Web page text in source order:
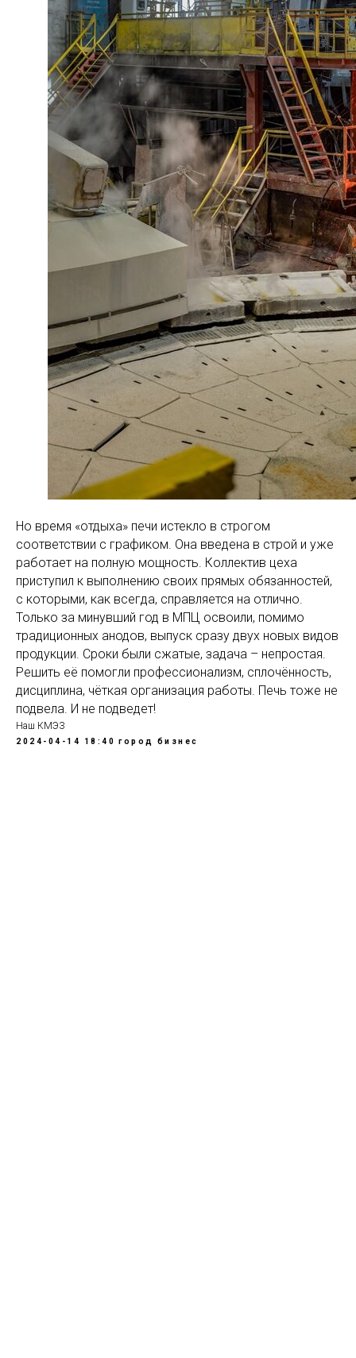
Но время «отдыха» печи истекло в строгом
соответствии с графиком. Она введена в строй и уже
работает на полную мощность. Коллектив цеха
приступил к выполнению своих прямых обязанностей,
с которыми, как всегда, справляется на отлично.
Только за минувший год в МПЦ освоили, помимо
традиционных анодов, выпуск сразу двух новых видов
продукции. Сроки были сжатые, задача – непростая.
Решить её помогли профессионализм, сплочённость,
дисциплина, чёткая организация работы. Печь тоже не
подвела. И не подведет!
Наш КМЭЗ
2024-04-14 18:40 город бизнес